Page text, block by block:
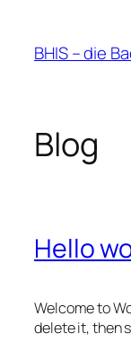
springen
BHIS – die
Blog
Hello
Welcome to
delete it, then